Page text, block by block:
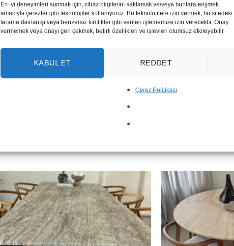
En iyi deneyimleri sunmak için, cihaz bilgilerini saklamak ve/veya bunlara erişmek
amacıyla çerezler gibi teknolojiler kullanıyoruz. Bu teknolojilere izin vermek, bu sitedeki
tarama davranışı veya benzersiz kimlikler gibi verileri işlememize izin verecektir. Onay
vermemek veya onayı geri çekmek, belirli özellikleri ve işlevleri olumsuz etkileyebilir.
KABUL ET REDDET
Çerez Politikası